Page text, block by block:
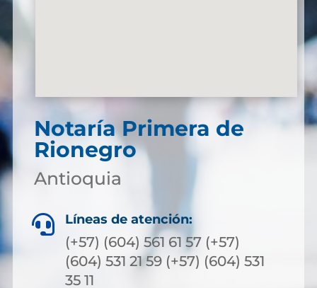
Notaría Primera de
Rionegro
Antioquia
 Líneas de atención:
(+57) (604) 561 61 57 (+57)
(604) 531 21 59 (+57) (604) 531
35 11